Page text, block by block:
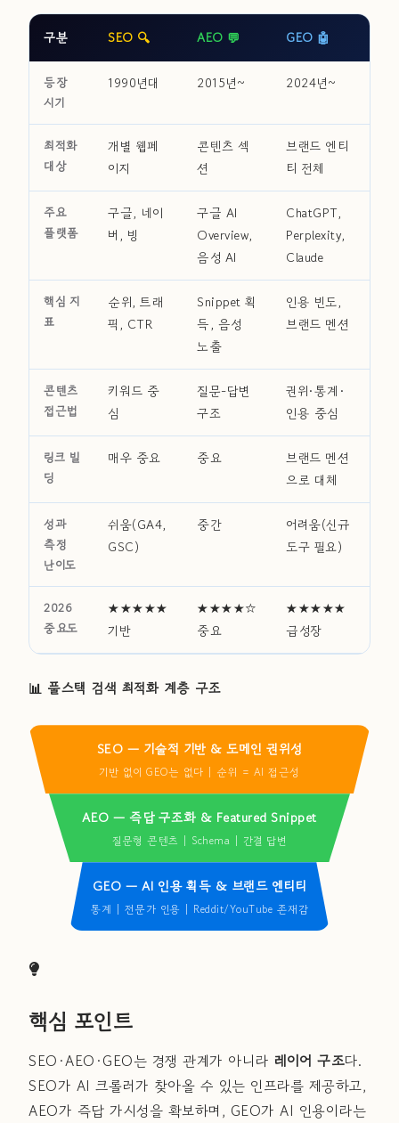
구분 SEO 🔍 AEO 💬 GEO 🤖
등장
시기
1990년대 2015년~ 2024년~
최적화
대상
개별 웹페
이지
콘텐츠 섹
션
브랜드 엔티
티 전체
주요
플랫폼
구글, 네이
버, 빙
구글 AI
Overview,
음성 AI
ChatGPT,
Perplexity,
Claude
핵심 지
표
순위, 트래
픽, CTR
Snippet 획
득, 음성
노출
인용 빈도,
브랜드 멘션
콘텐츠
접근법
키워드 중
심
질문-답변
구조
권위·통계·
인용 중심
링크 빌
딩
매우 중요 중요
브랜드 멘션
으로 대체
성과
측정
난이도
쉬움(GA4,
GSC)
중간
어려움(신규
도구 필요)
2026
중요도
★★★★★
기반
★★★★☆
중요
★★★★★
급성장
📊 풀스택 검색 최적화 계층 구조
SEO — 기술적 기반 & 도메인 권위성
기반 없이 GEO는 없다 | 순위 = AI 접근성
AEO — 즉답 구조화 & Featured Snippet
질문형 콘텐츠 | Schema | 간결 답변
GEO — AI 인용 획득 & 브랜드 엔티티
통계 | 전문가 인용 | Reddit/YouTube 존재감
핵심 포인트
SEO·AEO·GEO는 경쟁 관계가 아니라 레이어 구조다.
SEO가 AI 크롤러가 찾아올 수 있는 인프라를 제공하고,
AEO가 즉답 가시성을 확보하며, GEO가 AI 인용이라는